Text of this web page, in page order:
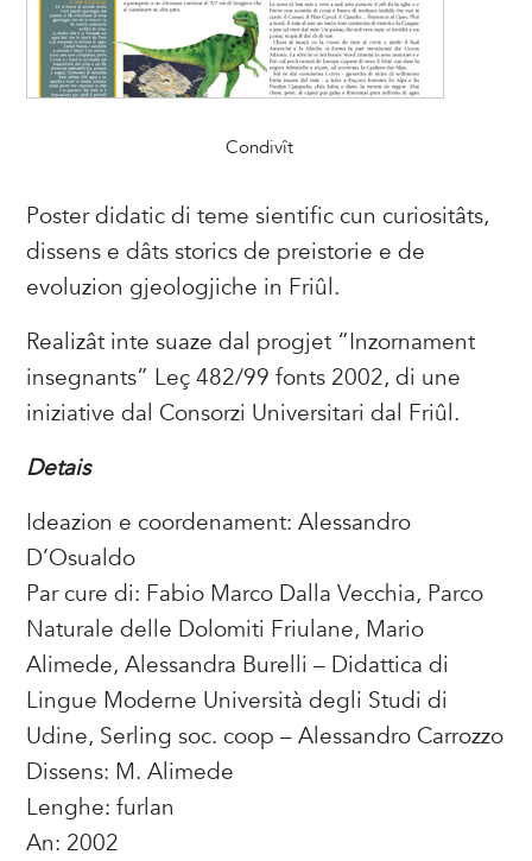
Condivît
Poster didatic di teme sientific cun curiositâts,
dissens e dâts storics de preistorie e de
evoluzion gjeologjiche in Friûl.
Realizât inte suaze dal progjet “Inzornament
insegnants” Leç 482/99 fonts 2002, di une
iniziative dal Consorzi Universitari dal Friûl.
Detais
Ideazion e coordenament: Alessandro
D’Osualdo
Par cure di: Fabio Marco Dalla Vecchia, Parco
Naturale delle Dolomiti Friulane, Mario
Alimede, Alessandra Burelli – Didattica di
Lingue Moderne Università degli Studi di
Udine, Serling soc. coop – Alessandro Carrozzo
Dissens: M. Alimede
Lenghe: furlan
An: 2002